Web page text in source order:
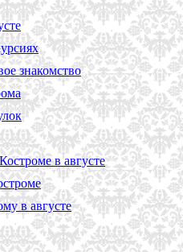
знакомство
в августе
в августе